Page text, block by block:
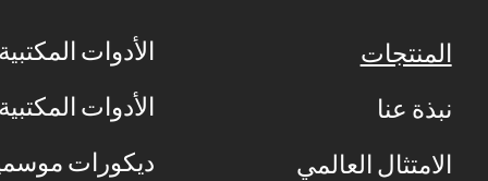
المنتجات
نبذة عنا
الامتثال العالمي
الأدوات المكتبية
الأدوات المكتبية
ديكورات